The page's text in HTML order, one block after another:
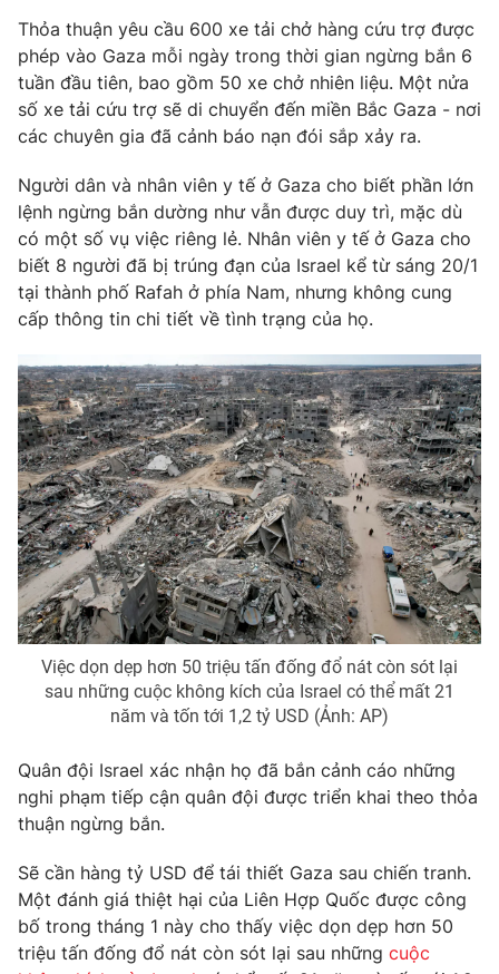
THỜI BÁO VTV
Theo dõi báo trên
Cơ quan chủ quản: Đài Truyền hình Việt Nam
Cơ quan báo chí:Thời báo VTV
Giấy phép hoạt động báo in và báo điện tử số 483/GP-BTTTT
Tổng Biên tập:Vũ Thanh Thủy
Phó Tổng Biên tập:Nguyễn Thị Mỹ Hạnh, Phạm Quốc Thắng,
Nguyễn Trọng Ninh
Tổng đài VTV:024.38 355 931 - 024.38 355 932
Ðiện thoại Thời báo VTV:024.66 897 897
Email:toasoan@vtv.vn
Liên hệ quảng cáo:024-7300.7108
® Cấm sao chép dưới mọi hình thức nếu không có sự chấp
thuận bằng văn bản. Ghi rõ nguồn VTV.vn khi phát hành lại
thông tin từ website này.
Thỏa thuận yêu cầu 600 xe tải chở hàng cứu trợ được
phép vào Gaza mỗi ngày trong thời gian ngừng bắn 6
tuần đầu tiên, bao gồm 50 xe chở nhiên liệu. Một nửa
số xe tải cứu trợ sẽ di chuyển đến miền Bắc Gaza - nơi
các chuyên gia đã cảnh báo nạn đói sắp xảy ra.
Người dân và nhân viên y tế ở Gaza cho biết phần lớn
lệnh ngừng bắn dường như vẫn được duy trì, mặc dù
có một số vụ việc riêng lẻ. Nhân viên y tế ở Gaza cho
biết 8 người đã bị trúng đạn của Israel kể từ sáng 20/1
tại thành phố Rafah ở phía Nam, nhưng không cung
cấp thông tin chi tiết về tình trạng của họ.
Việc dọn dẹp hơn 50 triệu tấn đống đổ nát còn sót lại
sau những cuộc không kích của Israel có thể mất 21
năm và tốn tới 1,2 tỷ USD (Ảnh: AP)
Quân đội Israel xác nhận họ đã bắn cảnh cáo những
nghi phạm tiếp cận quân đội được triển khai theo thỏa
thuận ngừng bắn.
Sẽ cần hàng tỷ USD để tái thiết Gaza sau chiến tranh.
Một đánh giá thiệt hại của Liên Hợp Quốc được công
bố trong tháng 1 này cho thấy việc dọn dẹp hơn 50
triệu tấn đống đổ nát còn sót lại sau những cuộc